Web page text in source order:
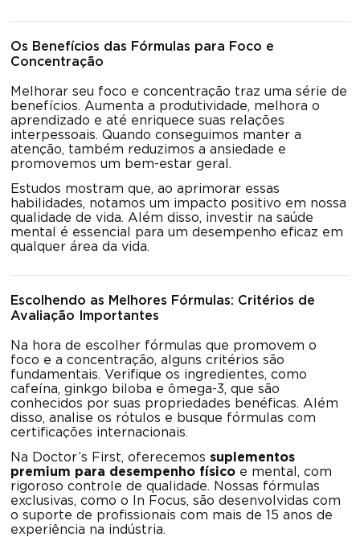
Os Benefícios das Fórmulas para Foco e
Concentração
Melhorar seu foco e concentração traz uma série de
benefícios. Aumenta a produtividade, melhora o
aprendizado e até enriquece suas relações
interpessoais. Quando conseguimos manter a
atenção, também reduzimos a ansiedade e
promovemos um bem-estar geral.
Estudos mostram que, ao aprimorar essas
habilidades, notamos um impacto positivo em nossa
qualidade de vida. Além disso, investir na saúde
mental é essencial para um desempenho eficaz em
qualquer área da vida.
Escolhendo as Melhores Fórmulas: Critérios de
Avaliação Importantes
Na hora de escolher fórmulas que promovem o
foco e a concentração, alguns critérios são
fundamentais. Verifique os ingredientes, como
cafeína, ginkgo biloba e ômega-3, que são
conhecidos por suas propriedades benéficas. Além
disso, analise os rótulos e busque fórmulas com
certificações internacionais.
Na Doctor’s First, oferecemossuplementos
premium para desempenho físico e mental, com
rigoroso controle de qualidade. Nossas fórmulas
exclusivas, como o In Focus, são desenvolvidas com
o suporte de profissionais com mais de 15 anos de
experiência na indústria.